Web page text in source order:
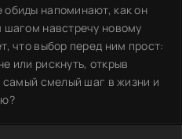
напоминают, как он
навстречу новому
что выбор перед ним прост:
или рискнуть, открыв
самый смелый шаг в жизни и